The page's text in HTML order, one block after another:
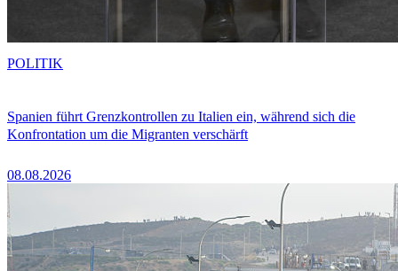
Spanien führt Grenzkontrollen zu Italien ein, während sich die
Konfrontation um die Migranten verschärft
08.08.2026
POLITIK